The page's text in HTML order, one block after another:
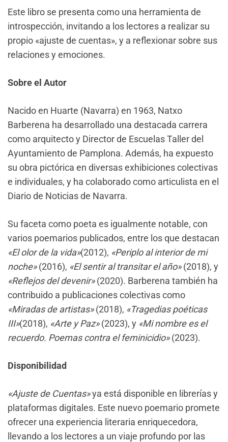
Este libro se presenta como una herramienta de
introspección, invitando a los lectores a realizar su
propio «ajuste de cuentas», y a reflexionar sobre sus
relaciones y emociones.
Sobre el Autor
Nacido en Huarte (Navarra) en 1963, Natxo
Barberena ha desarrollado una destacada carrera
como arquitecto y Director de Escuelas Taller del
Ayuntamiento de Pamplona. Además, ha expuesto
su obra pictórica en diversas exhibiciones colectivas
e individuales, y ha colaborado como articulista en el
Diario de Noticias de Navarra.
Su faceta como poeta es igualmente notable, con
varios poemarios publicados, entre los que destacan
«El olor de la vida»(2012), «Periplo al interior de mi
noche»(2016), «El sentir al transitar el año»(2018), y
«Reflejos del devenir»(2020). Barberena también ha
contribuido a publicaciones colectivas como
«Miradas de artistas»(2018), «Tragedias poéticas
III»(2018), «Arte y Paz»(2023), y «Mi nombre es el
recuerdo. Poemas contra el feminicidio»(2023).
Disponibilidad
«Ajuste de Cuentas»ya está disponible en librerías y
plataformas digitales. Este nuevo poemario promete
ofrecer una experiencia literaria enriquecedora,
llevando a los lectores a un viaje profundo por las